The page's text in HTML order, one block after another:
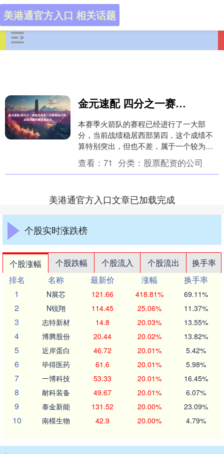
美港通官方入口 相关话题
金元速配 四分之一赛程见真章！火箭输独行侠，这些问题不解决难走远
本赛季火箭队的赛程已经进行了一大部
分，当前战绩稳居西部第四，这个成绩不
算特别突出，但也不差，属于一个较为稳
定的位置。然而，火箭在与独行侠的比赛
中输球，这一场比赛....
查看： 71 分类： 股票配资的公司
美港通官方入口文章已加载完成
个股实时涨跌榜
个股涨幅 个股跌幅 个股流入 个股流出
换手率
排名
名称 最新价 涨幅
换手率
1
N展芯 121.66 418.81% 69.11%
2 N锐翔 114.45 25.06% 11.37%
3 志特新材 14.8 20.03% 13.55%
4 博腾股份 20.44 20.02% 13.82%
5 近岸蛋白 46.72 20.01% 5.42%
6 毕得医药 61.6 20.01% 5.98%
7 一博科技 53.33 20.01% 16.45%
8 耐科装备 49.67 20.01% 6.07%
9 泰金新能 131.52 20.00% 23.09%
10 南模生物 42.9 20.00% 4.79%